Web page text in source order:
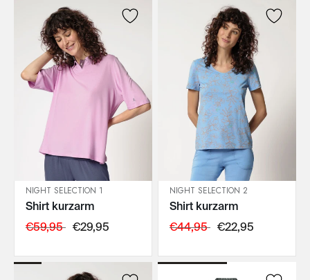
IN DEN WARENKORB
NIGHT SELECTION 1
Shirt kurzarm
€59,95 €29,95
IN DEN WARENKORB
NIGHT SELECTION 2
Shirt kurzarm
€44,95 €22,95